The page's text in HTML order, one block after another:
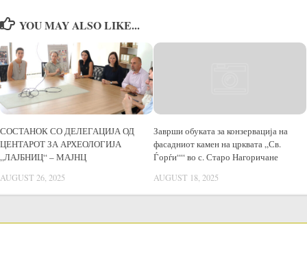
YOU MAY ALSO LIKE...
СОСТАНОК СО ДЕЛЕГАЦИЈА ОД
ЦЕНТАРОТ ЗА АРХЕОЛОГИЈА
„ЛАЈБНИЦ“ – МАЈНЦ
AUGUST 26, 2025
Заврши обуката за конзервација на
фасадниот камен на црквата „Св.
Ѓорѓи““ во с. Старо Нагоричане
AUGUST 18, 2025